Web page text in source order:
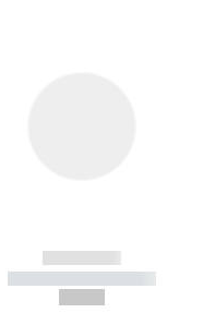
------------
----------- -----------